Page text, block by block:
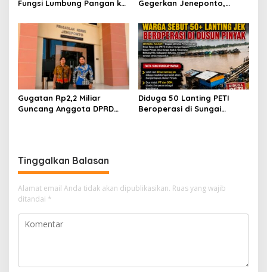
Fungsi Lumbung Pangan ke
Jeneponto Didesak
Bongkar Seluruh Dokumen
Gegerkan Jeneponto,
Suara
Gugatan Rp2,2 Miliar
Guncang Anggota DPRD
Diduga 50 Lanting PETI
Beroperasi di Sungai
Tinggalkan Balasan
Alamat email Anda tidak akan dipublikasikan. Ruas yang wajib
ditandai *